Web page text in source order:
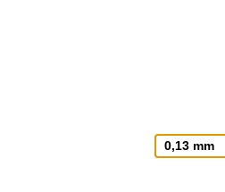
0,13 mm